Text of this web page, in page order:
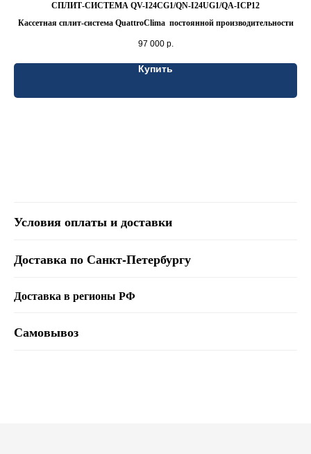
СПЛИТ-СИСТЕМА QV-I24CG1/QN-I24UG1/QA-ICP12
Кассетная сплит-система QuattroClima постоянной производительности
97 000 р.
Купить
Условия оплаты и доставки
Доставка по Санкт-Петербургу
Доставка в регионы РФ
Самовывоз